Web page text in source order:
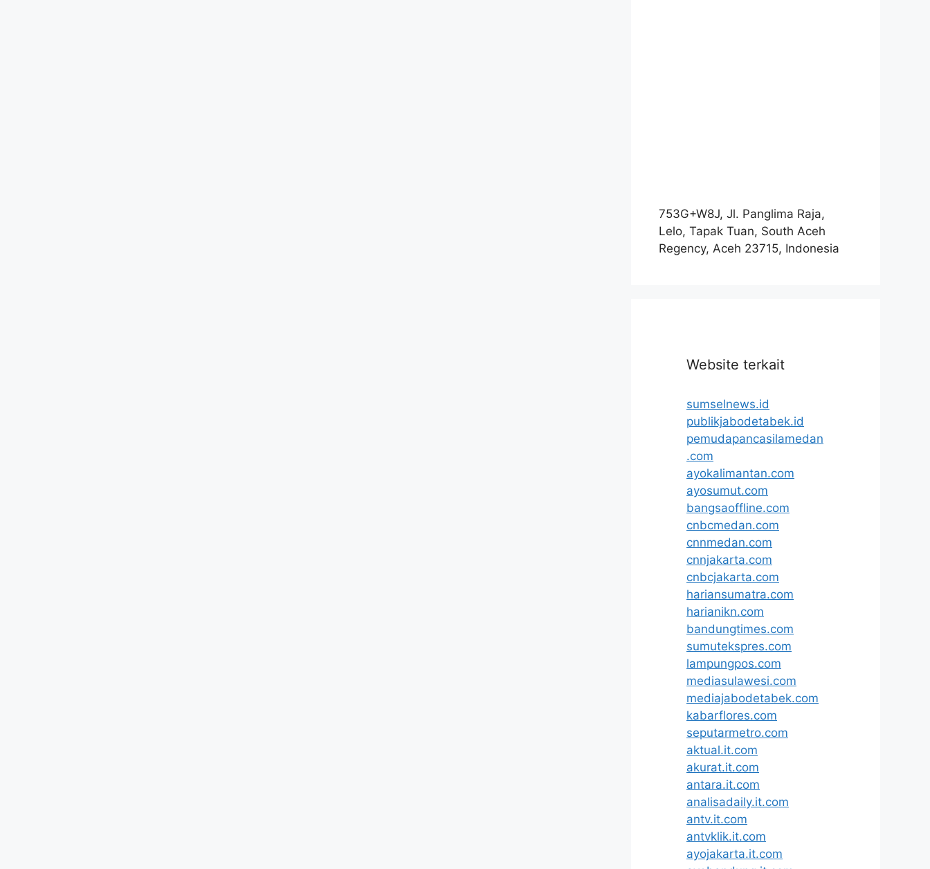
753G+W8J, Jl. Panglima Raja,
Lelo, Tapak Tuan, South Aceh
Regency, Aceh 23715, Indonesia
Website terkait
sumselnews.id
publikjabodetabek.id
pemudapancasilamedan
.com
ayokalimantan.com
ayosumut.com
bangsaoffline.com
cnbcmedan.com
cnnmedan.com
cnnjakarta.com
cnbcjakarta.com
hariansumatra.com
harianikn.com
bandungtimes.com
sumutekspres.com
lampungpos.com
mediasulawesi.com
mediajabodetabek.com
kabarflores.com
seputarmetro.com
aktual.it.com
akurat.it.com
antara.it.com
analisadaily.it.com
antv.it.com
antvklik.it.com
ayojakarta.it.com